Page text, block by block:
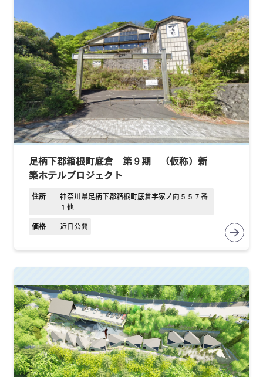
足柄下郡箱根町底倉 第９期 （仮称）新
築ホテルプロジェクト
住所
神奈川県足柄下郡箱根町底倉字家ノ向５５７番
１他
価格 近日公開